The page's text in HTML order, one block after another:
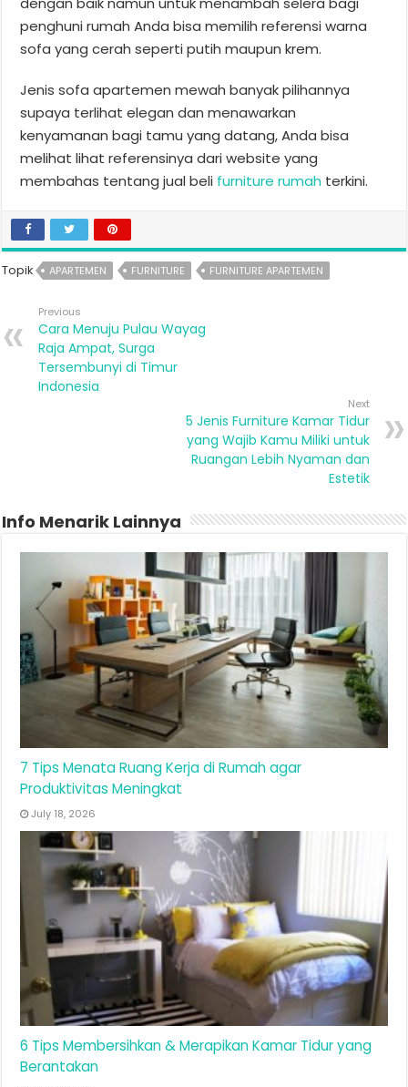
penghuni rumah Anda bisa memilih referensi warna
sofa yang cerah seperti putih maupun krem.
Jenis sofa apartemen mewah banyak pilihannya
supaya terlihat elegan dan menawarkan
kenyamanan bagi tamu yang datang, Anda bisa
melihat lihat referensinya dari website yang
membahas tentang jual beli furniture rumah terkini.
Topik APARTEMEN FURNITURE FURNITURE APARTEMEN
Previous
Cara Menuju Pulau Wayag
Raja Ampat, Surga
Tersembunyi di Timur
Indonesia
Next
5 Jenis Furniture Kamar Tidur
yang Wajib Kamu Miliki untuk
Ruangan Lebih Nyaman dan
Estetik
Info Menarik Lainnya
7 Tips Menata Ruang Kerja di Rumah agar
Produktivitas Meningkat
July 18, 2026
6 Tips Membersihkan & Merapikan Kamar Tidur yang
Berantakan